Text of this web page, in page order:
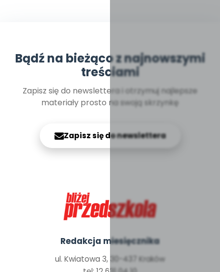
Bądź na bieżąco z najnowszymi
treściami
Zapisz się do newslettera i otrzymuj najlepsze
materiały prosto na swoją skrzynkę
Zapisz się do newslettera
Redakcja miesięcznika
ul. Kwiatowa 3, 30-437 Kraków